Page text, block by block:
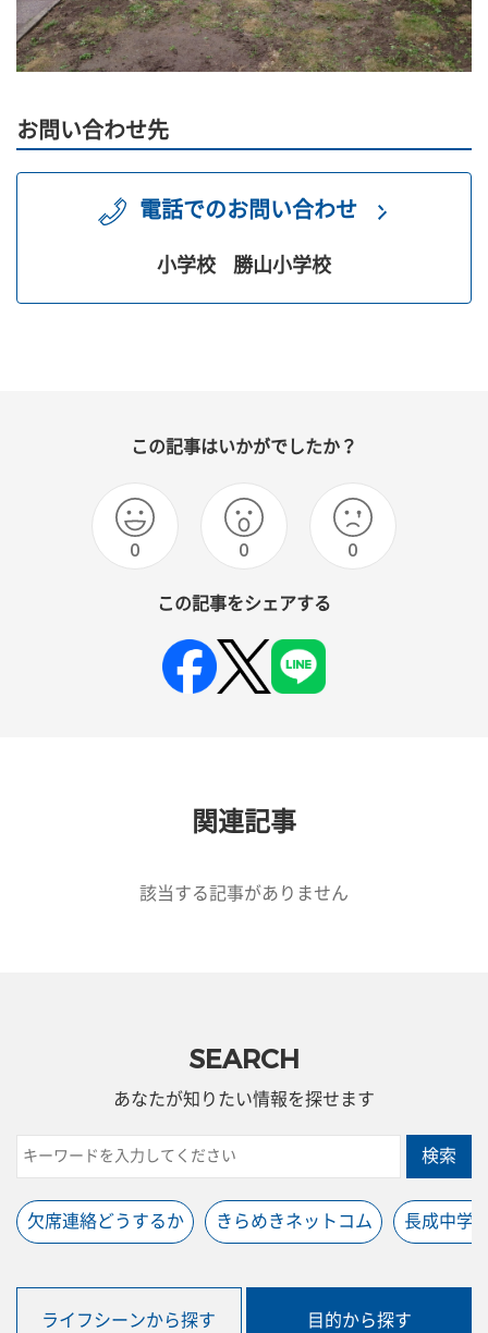
お問い合わせ先
電話でのお問い合わせ
小学校 勝山小学校
この記事はいかがでしたか？
0 0 0
この記事をシェアする
関連記事
該当する記事がありません
SEARCH
あなたが知りたい情報を探せます
検索
欠席連絡どうするか きらめきネットコム 長成中学
ライフシーンから探す 目的から探す